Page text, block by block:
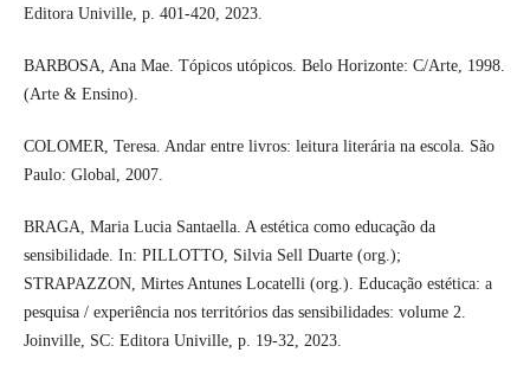
Editora Univille, p. 401-420, 2023.
BARBOSA, Ana Mae. Tópicos utópicos. Belo Horizonte: C/Arte, 1998.
(Arte & Ensino).
COLOMER, Teresa. Andar entre livros: leitura literária na escola. São
Paulo: Global, 2007.
BRAGA, Maria Lucia Santaella. A estética como educação da
sensibilidade. In: PILLOTTO, Silvia Sell Duarte (org.);
STRAPAZZON, Mirtes Antunes Locatelli (org.). Educação estética: a
pesquisa / experiência nos territórios das sensibilidades: volume 2.
Joinville, SC: Editora Univille, p. 19-32, 2023.